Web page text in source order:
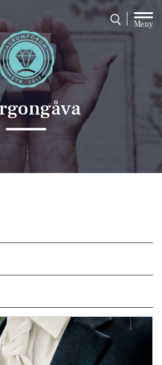
Meny